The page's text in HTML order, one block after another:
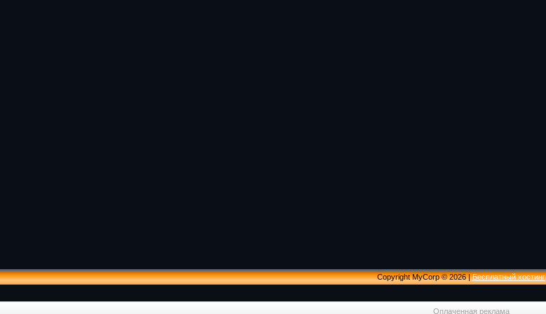
Copyright MyCorp © 2026|Бесплатный хостинг
Оплаченная реклама